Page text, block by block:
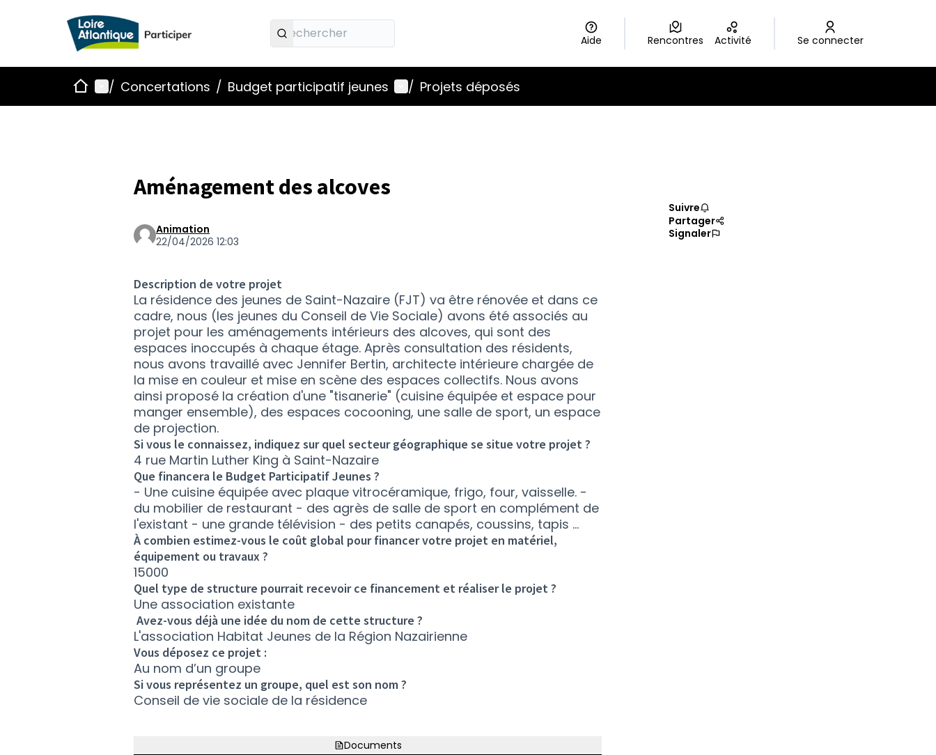
Aide Rencontres Activité Se connecter
AccueilMenu principal
/ Concertations / Budget participatif jeunes Menu utilisateur
/ Projets déposés
Aménagement des alcoves
Animation
22/04/2026 12:03
Description de votre projet
La résidence des jeunes de Saint-Nazaire (FJT) va être rénovée et dans ce
cadre, nous (les jeunes du Conseil de Vie Sociale) avons été associés au
projet pour les aménagements intérieurs des alcoves, qui sont des
espaces inoccupés à chaque étage. Après consultation des résidents,
nous avons travaillé avec Jennifer Bertin, architecte intérieure chargée de
la mise en couleur et mise en scène des espaces collectifs. Nous avons
ainsi proposé la création d'une "tisanerie" (cuisine équipée et espace pour
manger ensemble), des espaces cocooning, une salle de sport, un espace
de projection.
Si vous le connaissez, indiquez sur quel secteur géographique se situe votre projet ?
4 rue Martin Luther King à Saint-Nazaire
Que financera le Budget Participatif Jeunes ?
- Une cuisine équipée avec plaque vitrocéramique, frigo, four, vaisselle. -
du mobilier de restaurant - des agrès de salle de sport en complément de
l'existant - une grande télévision - des petits canapés, coussins, tapis ...
À combien estimez-vous le coût global pour financer votre projet en matériel,
équipement ou travaux ?
15000
Quel type de structure pourrait recevoir ce financement et réaliser le projet ?
Une association existante
Avez-vous déjà une idée du nom de cette structure ?
L'association Habitat Jeunes de la Région Nazairienne
Vous déposez ce projet :
Au nom d’un groupe
Si vous représentez un groupe, quel est son nom ?
Conseil de vie sociale de la résidence
Documents
Suivre
Partager
Signaler